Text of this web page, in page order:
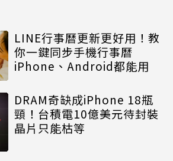
LINE行事曆更新更好用！教
你一鍵同步手機行事曆
iPhone、Android都能用
DRAM奇缺成iPhone 18瓶
頸！台積電10億美元待封裝
晶片只能枯等